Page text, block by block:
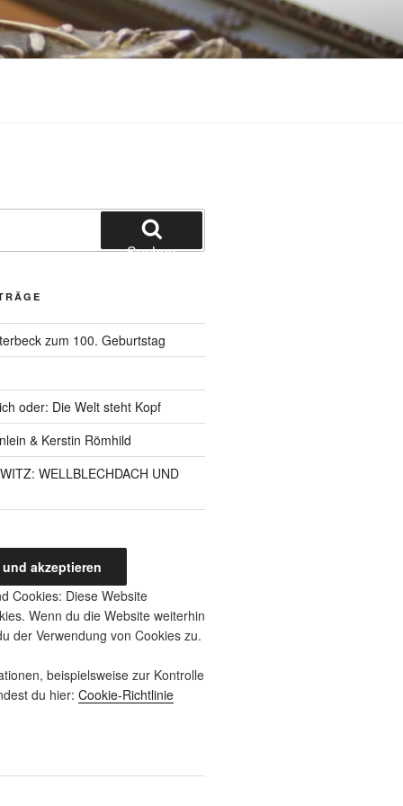
Suchen
zum 100. Geburtstag
oder: Die Welt steht Kopf
& Kerstin Römhild
WELLBLECHDACH UND
Cookies: Diese Website
Wenn du die Website weiterhin
der Verwendung von Cookies zu.
beispielsweise zur Kontrolle
du hier: Cookie-Richtlinie